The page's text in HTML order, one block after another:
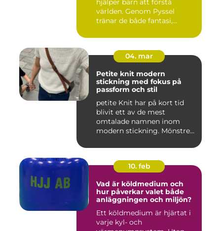
hjälper barn att förstå
världen. Genom Pyssel
tränar de både fantasi,
04. mar
Petite knit modern
stickning med fokus på
passform och stil
petite Knit har på kort tid
blivit ett av de mest
omtalade namnen inom
modern stickning. Mönstren
10. feb
Vad är köldmedium och
hur påverkar valet både
anläggningen och miljön?
Ett köldmedium är hjärtat i
varje kyl- och